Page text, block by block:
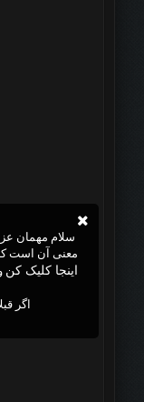
سلام مهمان
معنی آن است
اینجا کلیک کن
اگر